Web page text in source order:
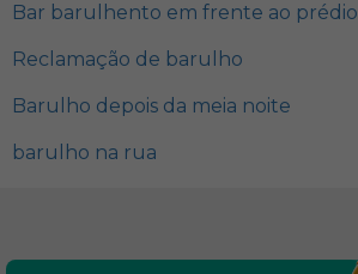
Bar barulhento em frente ao prédio
Reclamação de barulho
Barulho depois da meia noite
barulho na rua